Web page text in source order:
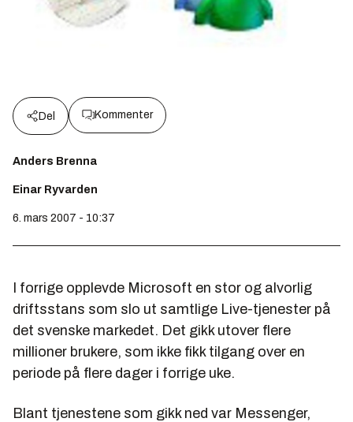
Del Kommenter
Anders Brenna
Einar Ryvarden
6. mars 2007 - 10:37
I forrige opplevde Microsoft en stor og alvorlig
driftsstans som slo ut samtlige Live-tjenester på
det svenske markedet. Det gikk utover flere
millioner brukere, som ikke fikk tilgang over en
periode på flere dager i forrige uke.
Blant tjenestene som gikk ned var Messenger,